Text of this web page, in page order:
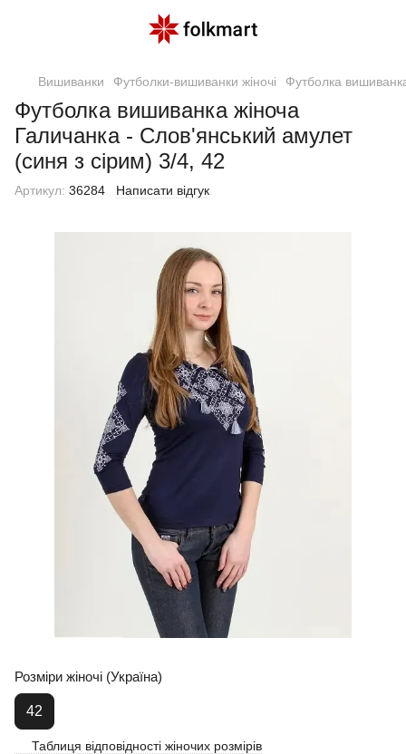
Вишиванки Футболки-вишиванки жіночі Футболка
Футболка вишиванка жіноча
Галичанка - Слов'янський амулет
(синя з сірим) 3/4, 42
Артикул: 36284 Написати відгук
Розміри жіночі (Україна)
42
Таблиця відповідності жіночих розмірів